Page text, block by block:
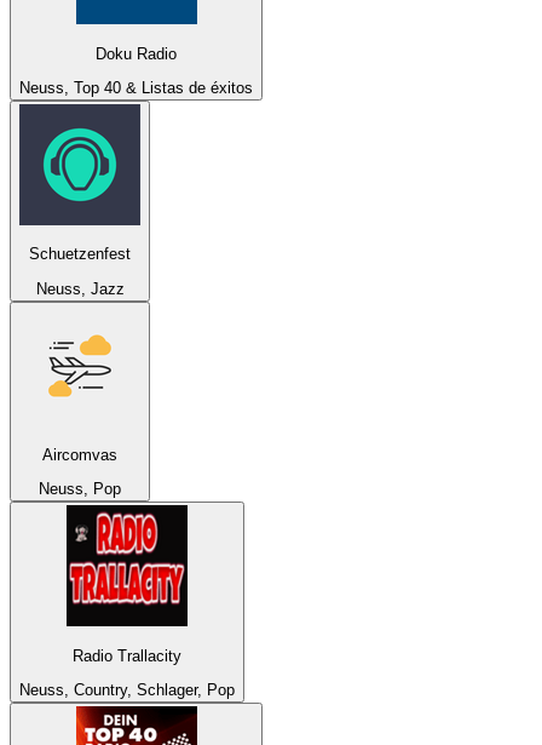
Doku Radio
Neuss, Top 40 & Listas de éxitos
Schuetzenfest
Neuss, Jazz
Aircomvas
Neuss, Pop
Radio Trallacity
Neuss, Country, Schlager, Pop